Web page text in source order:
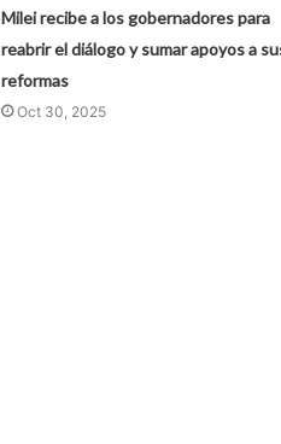
Milei recibe a los gobernadores para
reabrir el diálogo y sumar apoyos a
reformas
Oct 30, 2025